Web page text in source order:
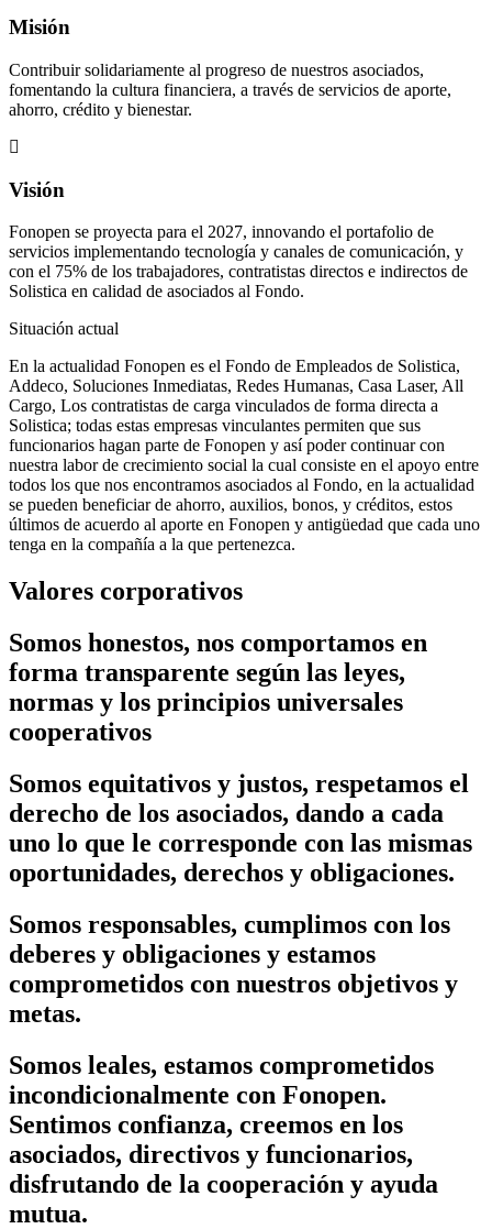
Misión
Contribuir solidariamente al progreso de nuestros asociados,
fomentando la cultura financiera, a través de servicios de aporte,
ahorro, crédito y bienestar.
Visión
Fonopen se proyecta para el 2027, innovando el portafolio de
servicios implementando tecnología y canales de comunicación, y
con el 75% de los trabajadores, contratistas directos e indirectos de
Solistica en calidad de asociados al Fondo.
Situación actual
En la actualidad Fonopen es el Fondo de Empleados de Solistica,
Addeco, Soluciones Inmediatas, Redes Humanas, Casa Laser, All
Cargo, Los contratistas de carga vinculados de forma directa a
Solistica; todas estas empresas vinculantes permiten que sus
funcionarios hagan parte de Fonopen y así poder continuar con
nuestra labor de crecimiento social la cual consiste en el apoyo entre
todos los que nos encontramos asociados al Fondo, en la actualidad
se pueden beneficiar de ahorro, auxilios, bonos, y créditos, estos
últimos de acuerdo al aporte en Fonopen y antigüedad que cada uno
tenga en la compañía a la que pertenezca.
Valores corporativos
Somos honestos, nos comportamos en
forma transparente según las leyes,
normas y los principios universales
cooperativos
Somos equitativos y justos, respetamos el
derecho de los asociados, dando a cada
uno lo que le corresponde con las mismas
oportunidades, derechos y obligaciones.
Somos responsables, cumplimos con los
deberes y obligaciones y estamos
comprometidos con nuestros objetivos y
metas.
Somos leales, estamos comprometidos
incondicionalmente con Fonopen.
Sentimos confianza, creemos en los
asociados, directivos y funcionarios,
disfrutando de la cooperación y ayuda
mutua.